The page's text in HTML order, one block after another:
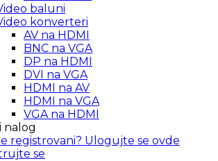
baluni
konverteri
AV na HDMI
BNC na VGA
DP na HDMI
DVI na VGA
HDMI na AV
HDMI na VGA
VGA na HDMI
nalog
registrovani? Ulogujte se ovde
se